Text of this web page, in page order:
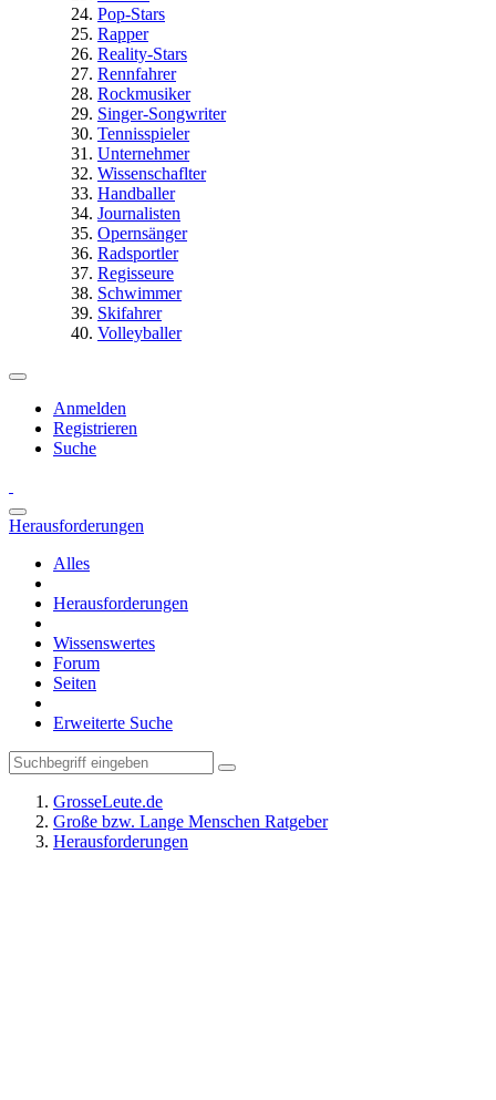
Pop-Stars
Rapper
Reality-Stars
Rennfahrer
Rockmusiker
Singer-Songwriter
Tennisspieler
Unternehmer
Wissenschaflter
Handballer
Journalisten
Opernsänger
Radsportler
Regisseure
Schwimmer
Skifahrer
Volleyballer
Anmelden
Registrieren
Suche
Herausforderungen
Alles
Herausforderungen
Wissenswertes
Forum
Seiten
Erweiterte Suche
GrosseLeute.de
Große bzw. Lange Menschen Ratgeber
Herausforderungen